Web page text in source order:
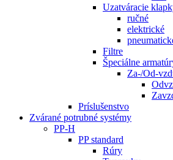
Uzatváracie
ručné
elektrické
Filtre
Špeciálne
Za-/Od-
Príslušenstvo
Zvárané potrubné systémy
PP-H
PP standard
Rúry